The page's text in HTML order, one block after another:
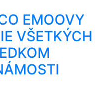
EMOOVY
VŠETKÝCH